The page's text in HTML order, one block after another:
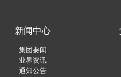
新闻中心
集团要闻
业界资讯
通知公告